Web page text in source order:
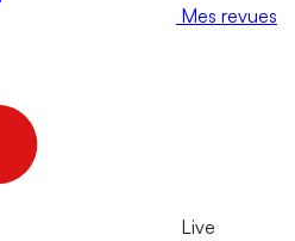
Mes revues
Live